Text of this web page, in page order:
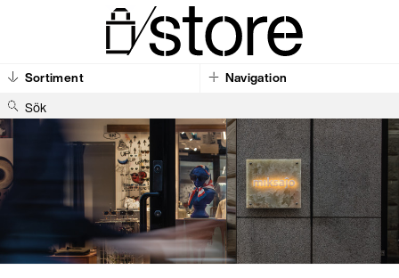
Sortiment Navigation
Sök